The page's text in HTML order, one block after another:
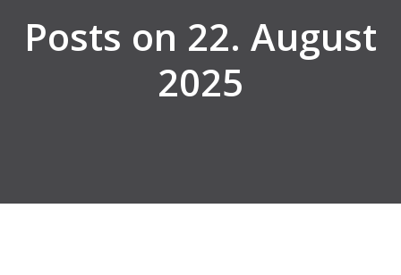
Posts on 22. August
2025